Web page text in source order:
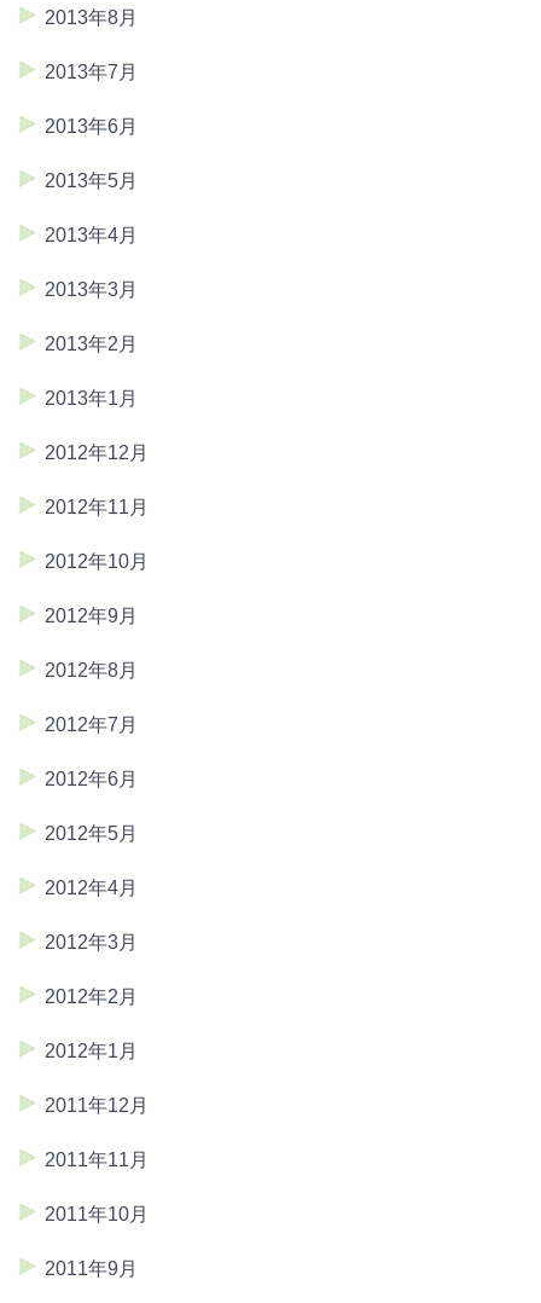
2013年8月
2013年7月
2013年6月
2013年5月
2013年4月
2013年3月
2013年2月
2013年1月
2012年12月
2012年11月
2012年10月
2012年9月
2012年8月
2012年7月
2012年6月
2012年5月
2012年4月
2012年3月
2012年2月
2012年1月
2011年12月
2011年11月
2011年10月
2011年9月